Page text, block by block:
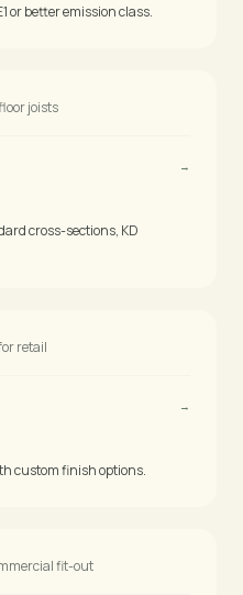
or better emission class.
joists
→
cross-sections, KD
retail
→
custom finish options.
fit-out